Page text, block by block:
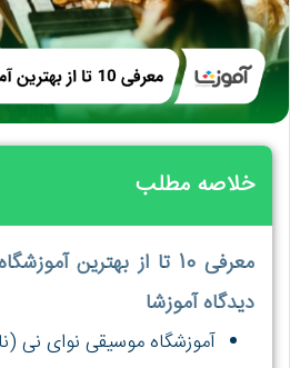
خلاصه مطلب
معرفی 10 تا از بهترین
دیدگاه آموزشا
آموزشگاه موسیقی نوای نی